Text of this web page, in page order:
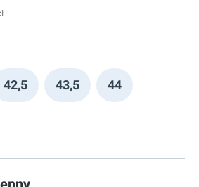
42,5 43,5 44